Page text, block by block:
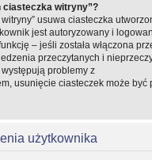
ciasteczka witryny”?
usuwa ciasteczka
jest autoryzowany i
– jeśli została włączona
przeczytanych i
problemy z
usunięcie ciasteczek może być
użytkownika